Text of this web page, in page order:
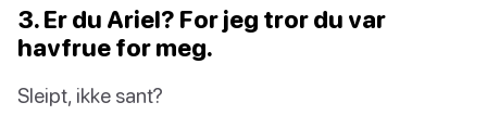
3. Er du Ariel? For jeg tror du var
havfrue for meg.
Sleipt, ikke sant?